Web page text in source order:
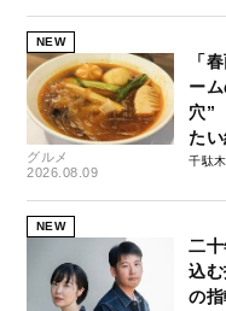
NEW
グルメ
2026.08.09
「
ー
穴”
た
千駄
NEW
二
込
の